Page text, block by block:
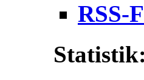
RSS-
Statistik: